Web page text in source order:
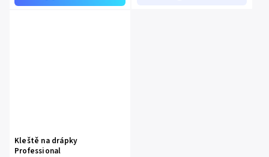
Kleště na drápky
Professional